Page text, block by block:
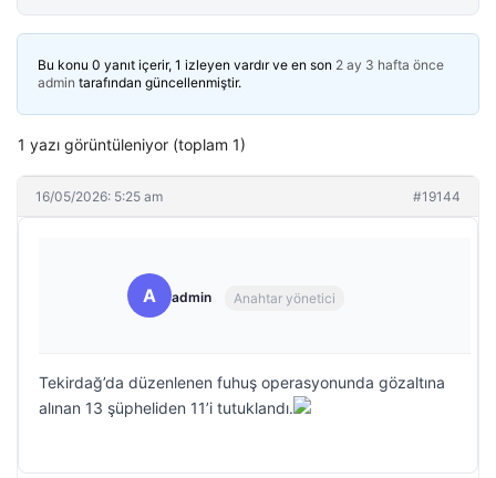
Bu konu 0 yanıt içerir, 1 izleyen vardır ve en son 2 ay 3 hafta önce
admin tarafından güncellenmiştir.
1 yazı görüntüleniyor (toplam 1)
16/05/2026: 5:25 am #19144
A admin Anahtar yönetici
Tekirdağ’da düzenlenen fuhuş operasyonunda gözaltına
alınan 13 şüpheliden 11’i tutuklandı.